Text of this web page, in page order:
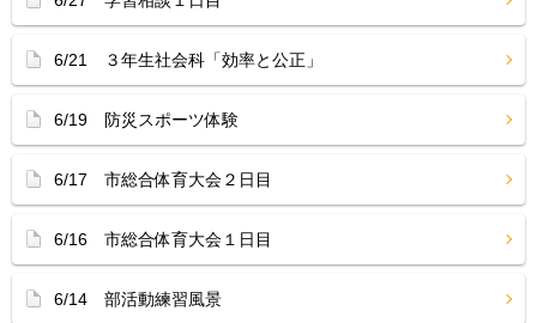
6/21 ３年生社会科「効率と公正」
6/19 防災スポーツ体験
6/17 市総合体育大会２日目
6/16 市総合体育大会１日目
6/14 部活動練習風景